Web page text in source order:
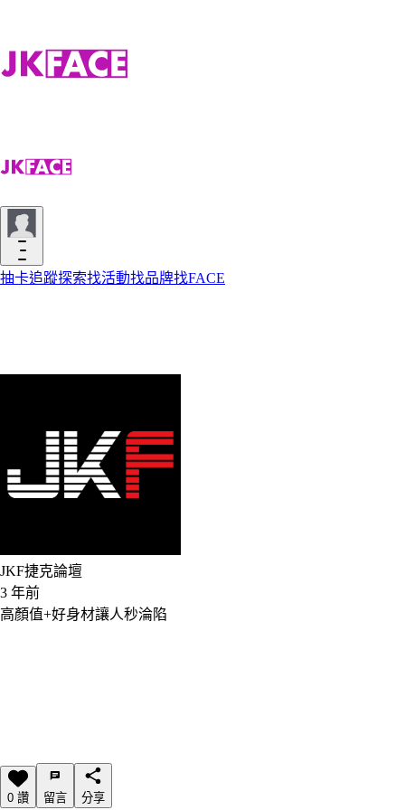
抽卡追蹤探索找活動找品牌找FACE
JKF捷克論壇
3 年前
高顏值+好身材讓人秒淪陷
0 讚 留言 分享